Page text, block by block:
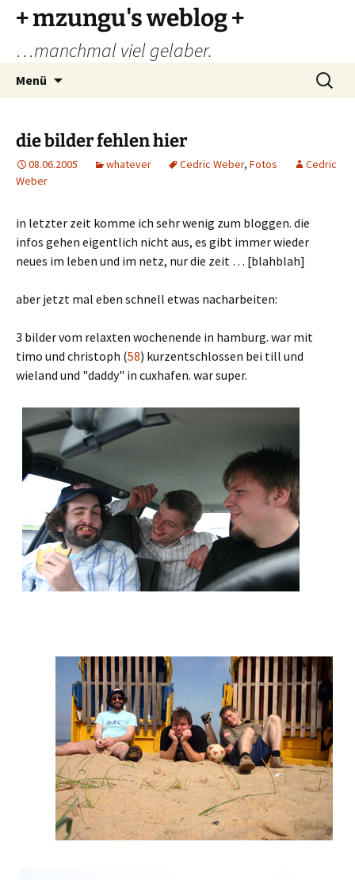
Zum
Inhalt
springen
+ mzungu's weblog +
…manchmal viel gelaber.
Menü
Suchen
nach:
die bilder fehlen hier
08.06.2005 whatever Cedric Weber, Fotos
Cedric
Weber
in letzter zeit komme ich sehr wenig zum bloggen. die
infos gehen eigentlich nicht aus, es gibt immer wieder
neues im leben und im netz, nur die zeit … [blahblah]
aber jetzt mal eben schnell etwas nacharbeiten:
3 bilder vom relaxten wochenende in hamburg. war mit
timo und christoph (58) kurzentschlossen bei till und
wieland und "daddy" in cuxhafen. war super.